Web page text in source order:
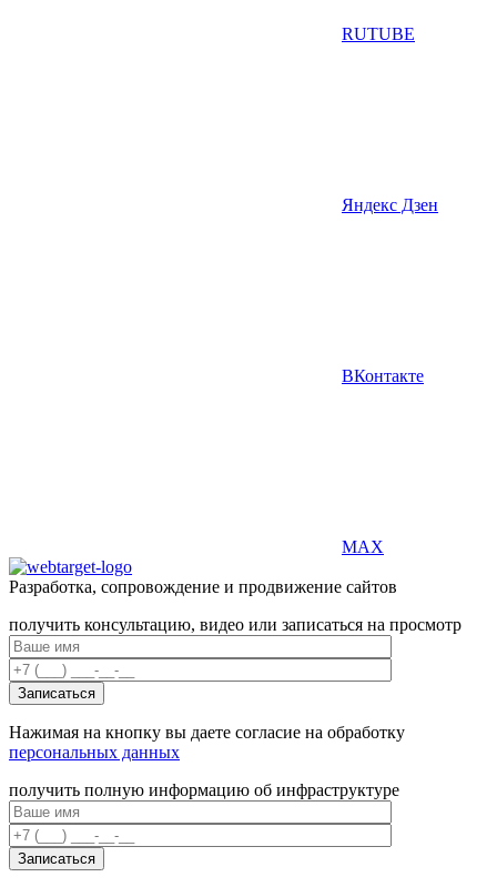
RUTUBE
Яндекс Дзен
ВКонтакте
MAX
Разработка, сопровождение и продвижение сайтов
получить консультацию, видео или записаться на просмотр
Нажимая на кнопку вы даете согласие на обработку
персональных данных
получить полную информацию об инфраструктуре